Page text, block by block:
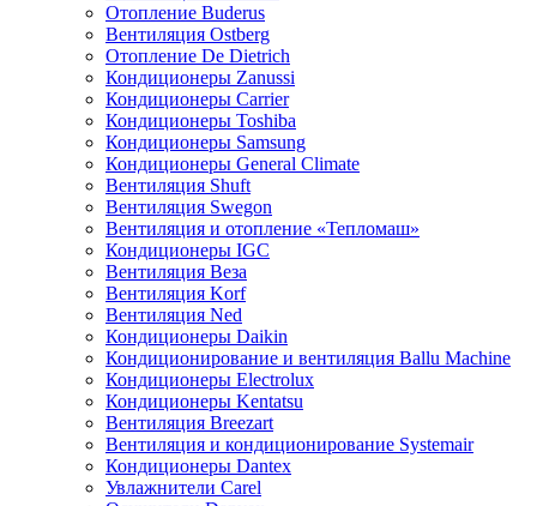
Отопление Buderus
Вентиляция Ostberg
Отопление De Dietrich
Кондиционеры Zanussi
Кондиционеры Carrier
Кондиционеры Toshiba
Кондиционеры Samsung
Кондиционеры General Climate
Вентиляция Shuft
Вентиляция Swegon
Вентиляция и отопление «Тепломаш»
Кондиционеры IGC
Вентиляция Веза
Вентиляция Korf
Вентиляция Ned
Кондиционеры Daikin
Кондиционирование и вентиляция Ballu Machine
Кондиционеры Electrolux
Кондиционеры Kentatsu
Вентиляция Breezart
Вентиляция и кондиционирование Systemair
Кондиционеры Dantex
Увлажнители Carel